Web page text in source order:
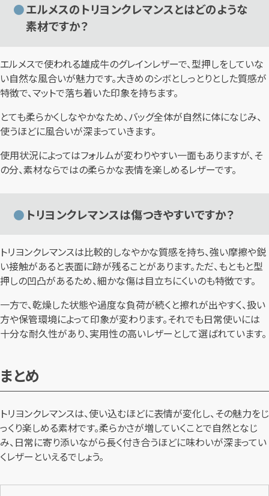
エルメスのトリヨンクレマンスとはどのような
素材ですか？
エルメスで使われる雄成牛のグレインレザーで、型押しをしていな
い自然な風合いが魅力です。大きめのシボとしっとりとした質感が
特徴で、マットで落ち着いた印象を持ちます。
とても柔らかくしなやかなため、バッグ全体が自然に体になじみ、
使うほどに風合いが深まっていきます。
使用状況によってはフォルムが変わりやすい一面もありますが、そ
の分、素材ならではの柔らかな表情を楽しめるレザーです。
トリヨンクレマンスは傷つきやすいですか？
トリヨンクレマンスは比較的しなやかな質感を持ち、強い摩擦や鋭
い接触があると表面に跡が残ることがあります。ただ、もともと型
押しの凹凸があるため、細かな傷は目立ちにくいのも特徴です。
一方で、乾燥した状態や過度な負荷が続くと擦れが出やすく、扱い
方や保管環境によって印象が変わります。それでも日常使いには
十分な耐久性があり、実用性の高いレザーとして選ばれています。
まとめ
トリヨンクレマンスは、使い込むほどに表情が変化し、その魅力をじ
っくり楽しめる素材です。柔らかさが増していくことで自然となじ
み、日常に寄り添いながら長く付き合うほどに味わいが深まってい
くレザーといえるでしょう。